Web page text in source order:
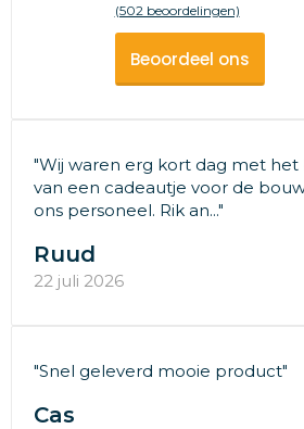
(502 beoordelingen)
Beoordeel ons
"Wij waren erg kort dag met het
van een cadeautje voor de
ons personeel. Rik an..."
Ruud
22 juli 2026
"Snel geleverd mooie product"
Cas